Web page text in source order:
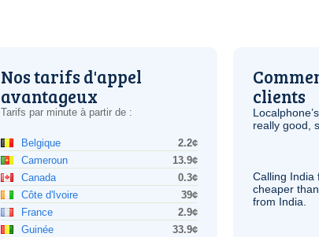
Nos tarifs d'appel
avantageux
Tarifs par minute à partir de :
Belgique
2.2¢
Cameroun
13.9¢
Canada
0.3¢
Côte d'Ivoire
39¢
France
2.9¢
Guinée
33.9¢
clients
really good,
Calling India
cheaper
from India.